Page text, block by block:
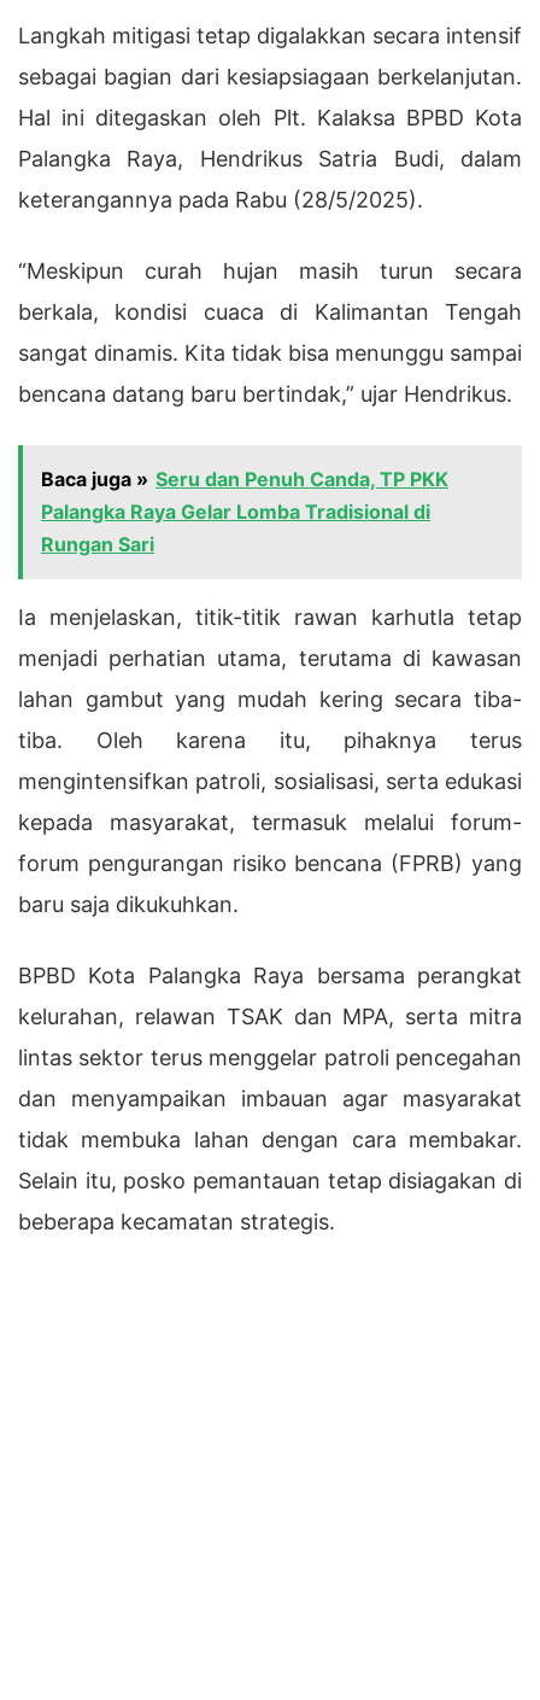
Langkah mitigasi tetap digalakkan secara intensif
sebagai bagian dari kesiapsiagaan berkelanjutan.
Hal ini ditegaskan oleh Plt. Kalaksa BPBD Kota
Palangka Raya, Hendrikus Satria Budi, dalam
keterangannya pada Rabu (28/5/2025).
“Meskipun curah hujan masih turun secara
berkala, kondisi cuaca di Kalimantan Tengah
sangat dinamis. Kita tidak bisa menunggu sampai
bencana datang baru bertindak,” ujar Hendrikus.
Baca juga » Seru dan Penuh Canda, TP PKK
Palangka Raya Gelar Lomba Tradisional di
Rungan Sari
Ia menjelaskan, titik-titik rawan karhutla tetap
menjadi perhatian utama, terutama di kawasan
lahan gambut yang mudah kering secara tiba-
tiba. Oleh karena itu, pihaknya terus
mengintensifkan patroli, sosialisasi, serta edukasi
kepada masyarakat, termasuk melalui forum-
forum pengurangan risiko bencana (FPRB) yang
baru saja dikukuhkan.
BPBD Kota Palangka Raya bersama perangkat
kelurahan, relawan TSAK dan MPA, serta mitra
lintas sektor terus menggelar patroli pencegahan
dan menyampaikan imbauan agar masyarakat
tidak membuka lahan dengan cara membakar.
Selain itu, posko pemantauan tetap disiagakan di
beberapa kecamatan strategis.